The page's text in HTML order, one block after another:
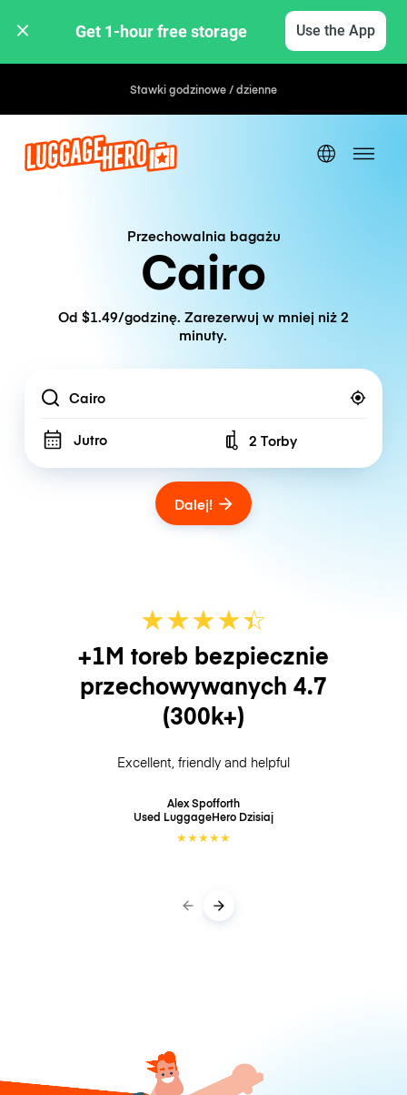
Get 1-hour free storage Use the App
Stawki godzinowe / dzienne
Przechowalnia bagażu
Cairo
Od $1.49/godzinę. Zarezerwuj w mniej niż 2
minuty.
Location
Jutro Number of bags
2 Torby
Dalej!
★★★★☆
★
+1M toreb bezpiecznie
przechowywanych 4.7
(300k+)
Excellent, friendly and helpful
Alex Spofforth
Used LuggageHero Dzisiaj
★★★★★